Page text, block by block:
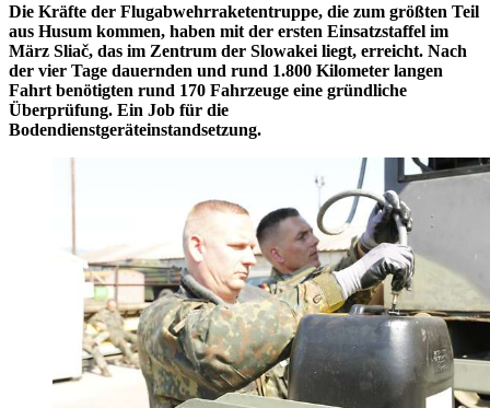
Die Kräfte der Flugabwehrraketentruppe, die zum größten Teil
aus Husum kommen, haben mit der ersten Einsatzstaffel im
März Sliač, das im Zentrum der Slowakei liegt, erreicht. Nach
der vier Tage dauernden und rund 1.800 Kilometer langen
Fahrt benötigten rund 170 Fahrzeuge eine gründliche
Überprüfung. Ein Job für die
Bodendienstgeräteinstandsetzung.